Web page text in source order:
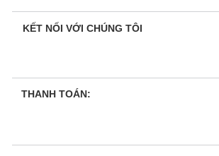
KẾT NỐI VỚI CHÚNG TÔI
THANH TOÁN: